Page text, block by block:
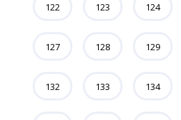
122 123 124
127 128 129
132 133 134